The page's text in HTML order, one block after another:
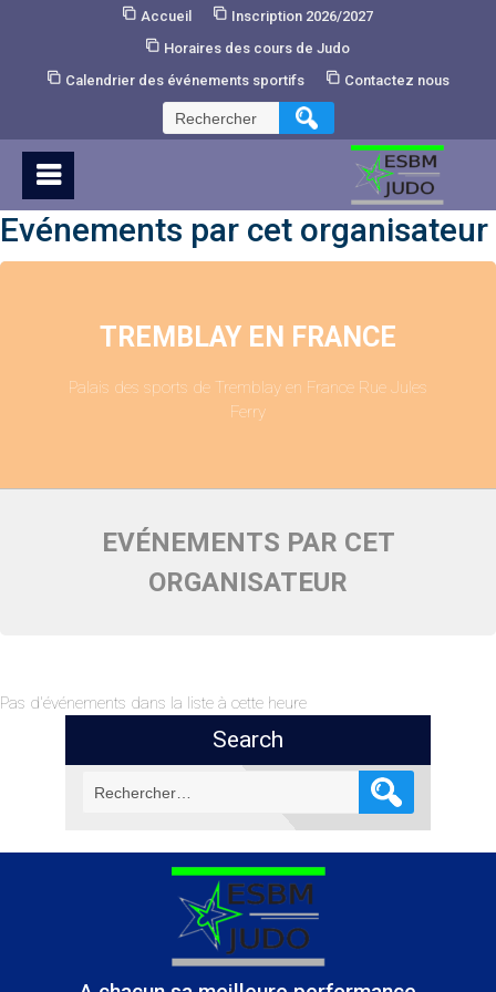
Accueil
Inscription 2026/2027
Horaires des cours de Judo
Calendrier des événements sportifs
Contactez nous
Rechercher :
Evénements par cet organisateur
TREMBLAY EN FRANCE
Palais des sports de Tremblay en France Rue Jules
Ferry
EVÉNEMENTS PAR CET
ORGANISATEUR
Pas d'événements dans la liste à cette heure
Search